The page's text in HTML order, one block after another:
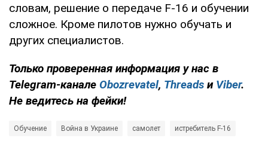
словам, решение о передаче F-16 и обучении
сложное. Кроме пилотов нужно обучать и
других специалистов.
Только проверенная информация у нас в
Telegram-канале Obozrevatel, Threads и Viber.
Не ведитесь на фейки!
Обучение Война в Украине самолет истребитель F-16